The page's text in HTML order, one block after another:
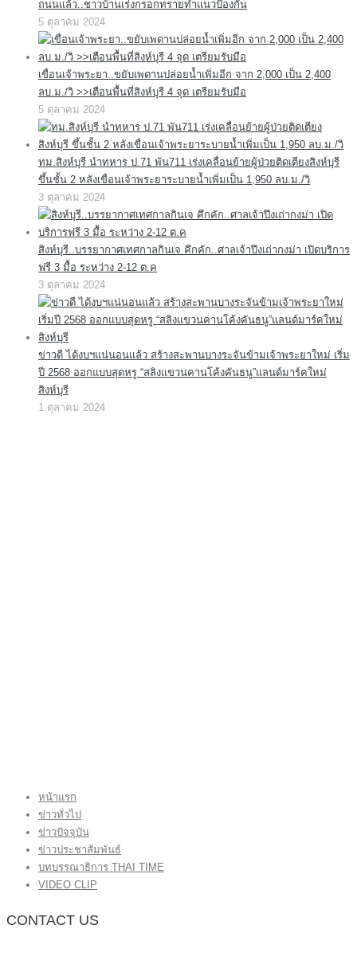
ถนนแล้ว..ชาวบ้านเร่งกรอกทรายทำแนวป้องกัน
5 ตุลาคม 2024
เขื่อนเจ้าพระยา..ขยับเพดานปล่อยน้ำเพิ่มอีก จาก 2,000 เป็น 2,400
ลบ.ม./วิ >>เตือนพื้นที่สิงห์บุรี 4 จุด เตรียมรับมือ
5 ตุลาคม 2024
ทม.สิงห์บุรี นำทหาร ป.71 พัน711 เร่งเคลื่อนย้ายผู้ป่วยติดเตียงสิงห์บุรี
ขึ้นชั้น 2 หลังเขื่อนเจ้าพระยาระบายน้ำเพิ่มเป็น 1,950 ลบ.ม./วิ
3 ตุลาคม 2024
สิงห์บุรี..บรรยากาศเทศกาลกินเจ คึกคัก..ศาลเจ้าปึงเถ่ากงม่า เปิดบริการ
ฟรี 3 มื้อ ระหว่าง 2-12 ต.ค
3 ตุลาคม 2024
ข่าวดี ได้งบฯแน่นอนแล้ว สร้างสะพานบางระจันข้ามเจ้าพระยาใหม่ เริ่ม
ปี 2568 ออกแบบสุดหรู “สลิงแขวนคานโค้งคันธนู”แลนด์มาร์คใหม่
สิงห์บุรี
1 ตุลาคม 2024
หน้าแรก
ข่าวทั่วไป
ข่าวปัจจุบัน
ข่าวประชาสัมพันธ์
บทบรรณาธิการ THAI TIME
VIDEO CLIP
CONTACT US